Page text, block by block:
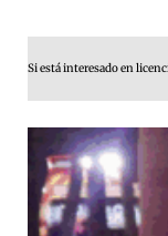
Si está interesado en